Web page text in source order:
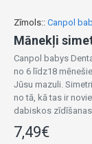
Zīmols:: Canpol
Canpol babys
no 6 līdz18
Jūsu mazuli.
no tā, kā tas ir
dabiskos
7,49€